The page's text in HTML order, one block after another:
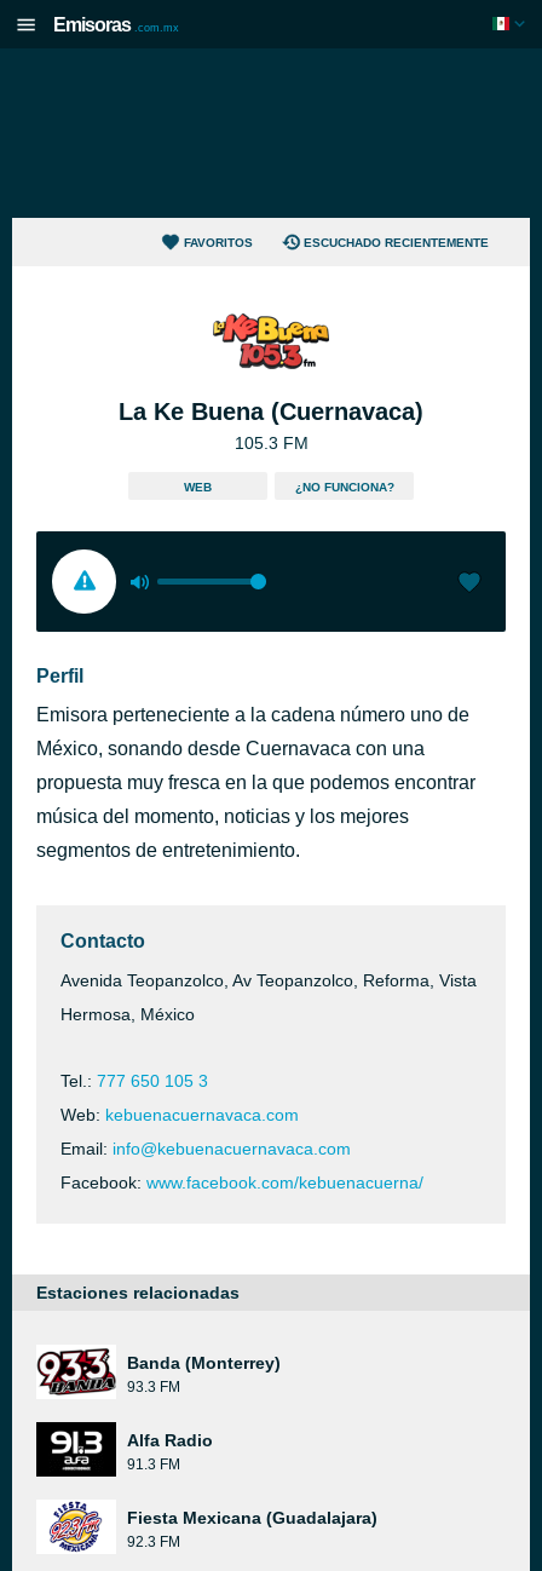
Emisoras .com.mx
FAVORITOS ESCUCHADO RECIENTEMENTE
La Ke Buena (Cuernavaca)
105.3 FM
WEB ¿NO FUNCIONA?
Perfil
Emisora perteneciente a la cadena número uno de
México, sonando desde Cuernavaca con una
propuesta muy fresca en la que podemos encontrar
música del momento, noticias y los mejores
segmentos de entretenimiento.
Contacto
Avenida Teopanzolco, Av Teopanzolco, Reforma, Vista
Hermosa, México
Tel.: 777 650 105 3
Web: kebuenacuernavaca.com
Email: info@kebuenacuernavaca.com
Facebook: www.facebook.com/kebuenacuerna/
Estaciones relacionadas
Banda (Monterrey)
93.3 FM
Alfa Radio
91.3 FM
Fiesta Mexicana (Guadalajara)
92.3 FM